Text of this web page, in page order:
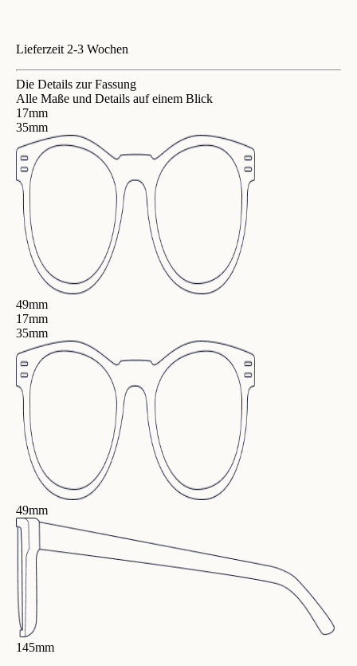
Lieferzeit 2-3 Wochen
Die Details zur Fassung
Alle Maße und Details auf einem Blick
17mm
35mm
49mm
17mm
35mm
49mm
145mm